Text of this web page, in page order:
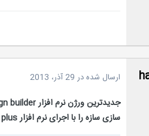
ارسال شده در 29 آذر، 2013
سازی سازه را با اجرای نرم افزار energy plusانجام می دهد.